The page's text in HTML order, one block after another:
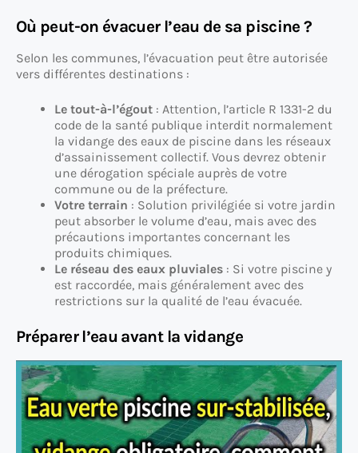
Où peut-on évacuer l’eau de sa piscine ?
Selon les communes, l’évacuation peut être autorisée
vers différentes destinations :
Le tout-à-l’égout : Attention, l’article R 1331-2 du
code de la santé publique interdit normalement
la vidange des eaux de piscine dans les réseaux
d’assainissement collectif. Vous devrez obtenir
une dérogation spéciale auprès de votre
commune ou de la préfecture.
Votre terrain : Solution privilégiée si votre jardin
peut absorber le volume d’eau, mais avec des
précautions importantes concernant les
produits chimiques.
Le réseau des eaux pluviales : Si votre piscine y
est raccordée, mais généralement avec des
restrictions sur la qualité de l’eau évacuée.
Préparer l’eau avant la vidange